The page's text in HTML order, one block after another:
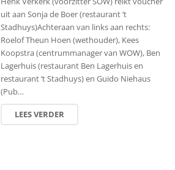
uit aan Sonja de Boer (restaurant ‘t
Stadhuys)Achteraan van links aan rechts:
Roelof Theun Hoen (wethouder), Kees
Koopstra (centrummanager van WOW), Ben
Lagerhuis (restaurant Ben Lagerhuis en
restaurant ‘t Stadhuys) en Guido Niehaus
(Pub…
LEES VERDER